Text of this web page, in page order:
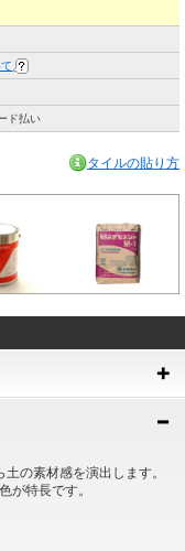
ド払い
タイルの貼り方
の素材感を演出します。
が特長です。